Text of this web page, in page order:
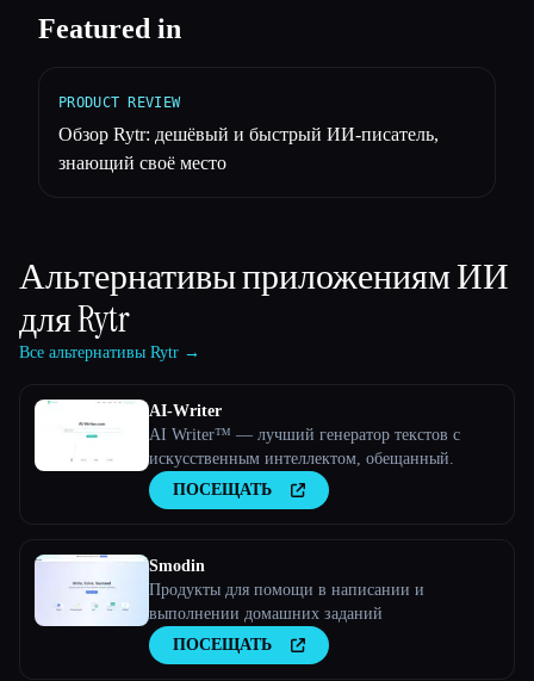
Featured in
PRODUCT REVIEW
Обзор Rytr: дешёвый и быстрый ИИ-писатель,
знающий своё место
Альтернативы приложениям ИИ
дляRytr
Все альтернативы Rytr →
AI-Writer
AI Writer™ — лучший генератор текстов с
искусственным интеллектом, обещанный.
ПОСЕЩАТЬ
Smodin
Продукты для помощи в написании и
выполнении домашних заданий
ПОСЕЩАТЬ